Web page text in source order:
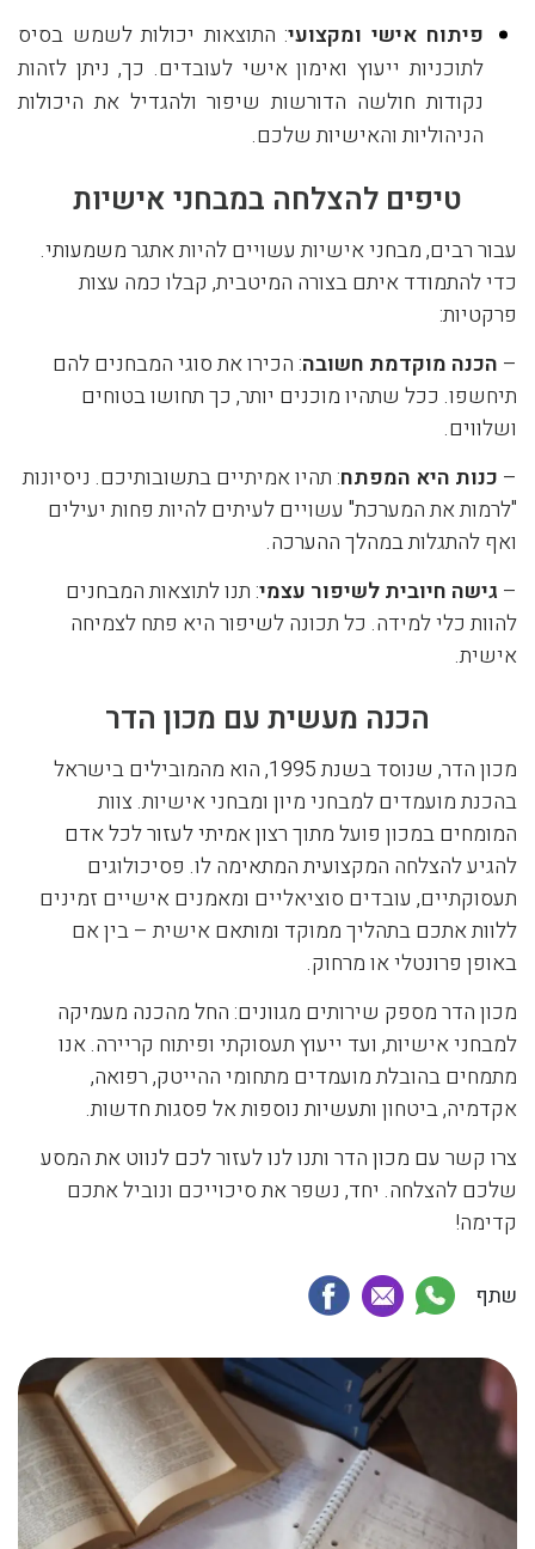
פיתוח אישי ומקצועי: התוצאות יכולות לשמש בסיס
לתוכניות ייעוץ ואימון אישי לעובדים. כך, ניתן לזהות
נקודות חולשה הדורשות שיפור ולהגדיל את היכולות
הניהוליות והאישיות שלכם.
טיפים להצלחה במבחני אישיות
עבור רבים, מבחני אישיות עשויים להיות אתגר משמעותי.
כדי להתמודד איתם בצורה המיטבית, קבלו כמה עצות
פרקטיות:
– הכנה מוקדמת חשובה: הכירו את סוגי המבחנים להם
תיחשפו. ככל שתהיו מוכנים יותר, כך תחושו בטוחים
ושלווים.
– כנות היא המפתח: תהיו אמיתיים בתשובותיכם. ניסיונות
"לרמות את המערכת" עשויים לעיתים להיות פחות יעילים
ואף להתגלות במהלך ההערכה.
– גישה חיובית לשיפור עצמי: תנו לתוצאות המבחנים
להוות כלי למידה. כל תכונה לשיפור היא פתח לצמיחה
אישית.
הכנה מעשית עם מכון הדר
מכון הדר, שנוסד בשנת 1995, הוא מהמובילים בישראל
בהכנת מועמדים למבחני מיון ומבחני אישיות. צוות
המומחים במכון פועל מתוך רצון אמיתי לעזור לכל אדם
להגיע להצלחה המקצועית המתאימה לו. פסיכולוגים
תעסוקתיים, עובדים סוציאליים ומאמנים אישיים זמינים
ללוות אתכם בתהליך ממוקד ומותאם אישית – בין אם
באופן פרונטלי או מרחוק.
מכון הדר מספק שירותים מגוונים: החל מהכנה מעמיקה
למבחני אישיות, ועד ייעוץ תעסוקתי ופיתוח קריירה. אנו
מתמחים בהובלת מועמדים מתחומי ההייטק, רפואה,
אקדמיה, ביטחון ותעשיות נוספות אל פסגות חדשות.
צרו קשר עם מכון הדר ותנו לנו לעזור לכם לנווט את המסע
שלכם להצלחה. יחד, נשפר את סיכוייכם ונוביל אתכם
קדימה!
שתף